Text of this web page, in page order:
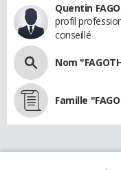
Quentin
profil
conseillé
Nom
Famille